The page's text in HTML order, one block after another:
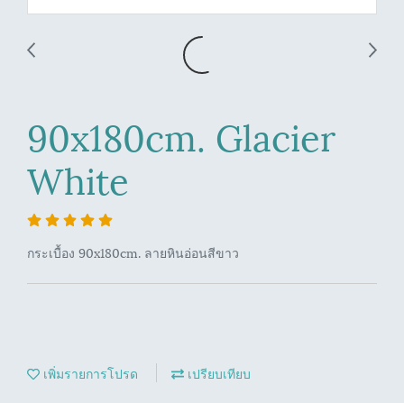
90x180cm. Glacier
White
กระเบื้อง 90x180cm. ลายหินอ่อนสีขาว
เพิ่มรายการโปรด เปรียบเทียบ